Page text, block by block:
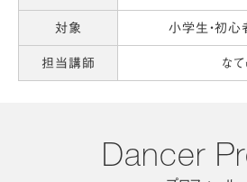
対象 小学生・初
担当講師 な
Dancer